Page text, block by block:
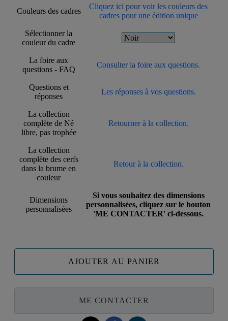
Couleurs des cadres
Cliquez ici pour voir les couleurs des
cadres pour une édition unique
Sélectionner la
couleur du cadre
La foire aux
questions - FAQ
Consulter la foire aux questions.
Questions et
réponses
Les réponses à vos questions.
La collection
complète de Né
libre, pas trophée
Retourner à la collection.
La collection
complète des cerfs
dans la brume en
couleur
Retour à la collection.
Dimensions
personnalisées
Si vous souhaitez des dimensions
personnalisées, cliquez sur le bouton
'ME CONTACTER' ci-dessous.
AJOUTER AU PANIER
ME CONTACTER